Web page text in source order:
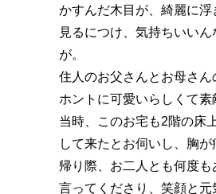
かすんだ木目が、綺麗に浮
見るにつけ、気持ちいい
が。
住人のお父さんとお母さん
ホントに可愛いらしくて素
当時、このお宅も2階の床
して来たとお伺いし、胸が
帰り際、お二人とも何度も
言ってくださり、笑顔と元